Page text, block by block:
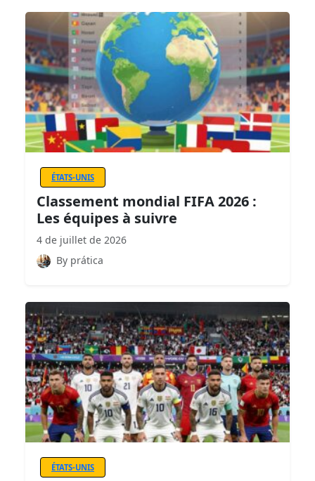
ÉTATS-UNIS
Classement mondial FIFA 2026 :
Les équipes à suivre
4 de juillet de 2026
By prática
ÉTATS-UNIS